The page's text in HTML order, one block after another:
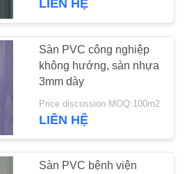
khô trở lại
49
LIÊN HỆ
Sàn PVC công nghiệp
không hướng, sàn nhựa
3mm dày
Price discussion MOQ:100m2
LIÊN HỆ
Sàn PVC bệnh viện